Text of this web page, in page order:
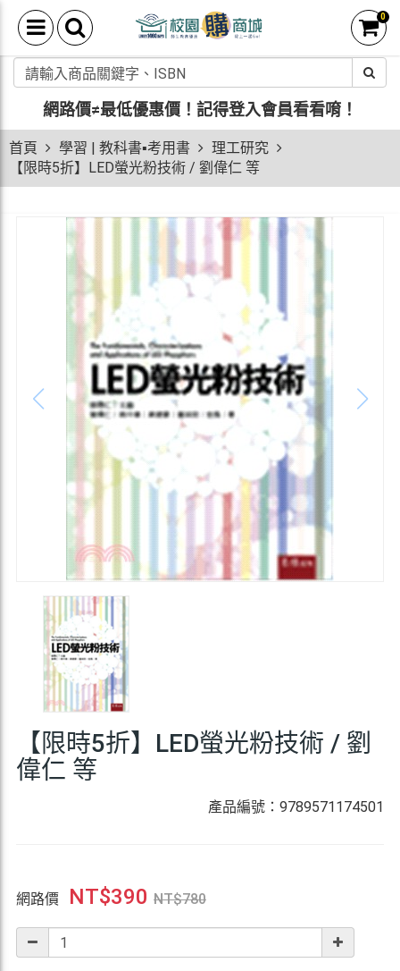
0
網路價≠最低優惠價！ 記得登入會員看看唷！
首頁 學習 | 教科書▪考用書
理工研究
【限時5折】LED螢光粉技術 / 劉偉仁 等
【限時5折】LED螢光粉技術 / 劉
偉仁 等
產品編號：9789571174501
網路價 NT$390 NT$780